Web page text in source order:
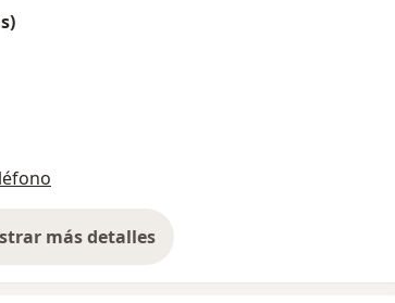
más detalles
sobre la dirección